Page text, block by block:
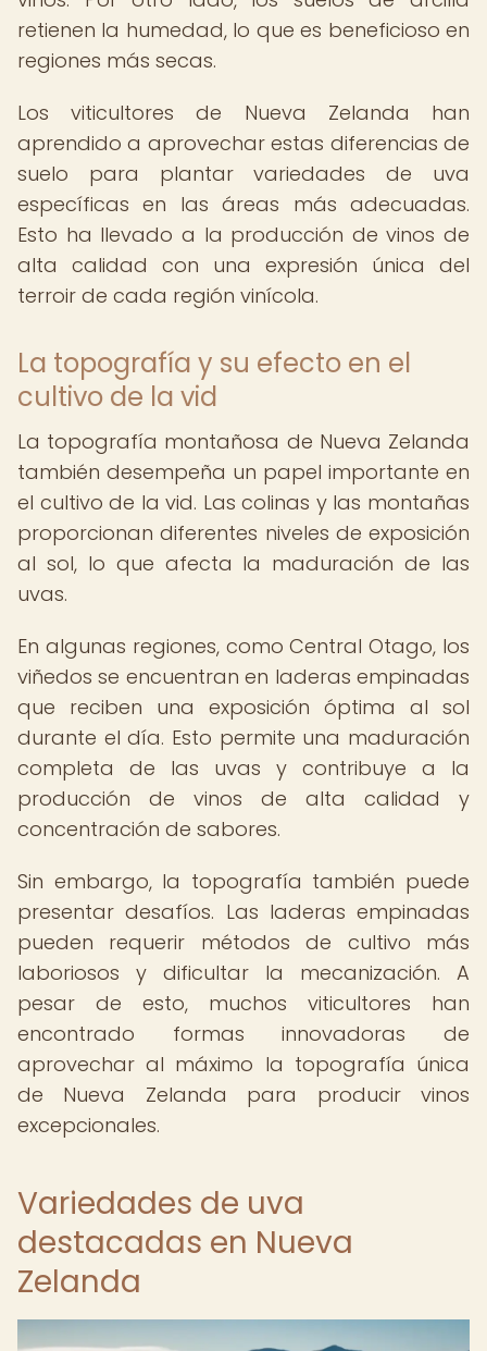
retienen la humedad, lo que es beneficioso en
regiones más secas.
Los viticultores de Nueva Zelanda han
aprendido a aprovechar estas diferencias de
suelo para plantar variedades de uva
específicas en las áreas más adecuadas.
Esto ha llevado a la producción de vinos de
alta calidad con una expresión única del
terroir de cada región vinícola.
La topografía y su efecto en el
cultivo de la vid
La topografía montañosa de Nueva Zelanda
también desempeña un papel importante en
el cultivo de la vid. Las colinas y las montañas
proporcionan diferentes niveles de exposición
al sol, lo que afecta la maduración de las
uvas.
En algunas regiones, como Central Otago, los
viñedos se encuentran en laderas empinadas
que reciben una exposición óptima al sol
durante el día. Esto permite una maduración
completa de las uvas y contribuye a la
producción de vinos de alta calidad y
concentración de sabores.
Sin embargo, la topografía también puede
presentar desafíos. Las laderas empinadas
pueden requerir métodos de cultivo más
laboriosos y dificultar la mecanización. A
pesar de esto, muchos viticultores han
encontrado formas innovadoras de
aprovechar al máximo la topografía única
de Nueva Zelanda para producir vinos
excepcionales.
Variedades de uva
destacadas en Nueva
Zelanda